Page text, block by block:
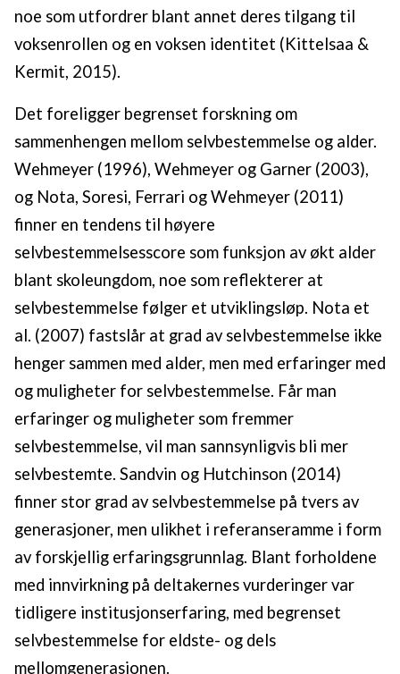
noe som utfordrer blant annet deres tilgang til
voksenrollen og en voksen identitet (Kittelsaa &
Kermit, 2015).
Det foreligger begrenset forskning om
sammenhengen mellom selvbestemmelse og alder.
Wehmeyer (1996), Wehmeyer og Garner (2003),
og Nota, Soresi, Ferrari og Wehmeyer (2011)
finner en tendens til høyere
selvbestemmelsesscore som funksjon av økt alder
blant skoleungdom, noe som reflekterer at
selvbestemmelse følger et utviklingsløp. Nota et
al. (2007) fastslår at grad av selvbestemmelse ikke
henger sammen med alder, men med erfaringer med
og muligheter for selvbestemmelse. Får man
erfaringer og muligheter som fremmer
selvbestemmelse, vil man sannsynligvis bli mer
selvbestemte. Sandvin og Hutchinson (2014)
finner stor grad av selvbestemmelse på tvers av
generasjoner, men ulikhet i referanseramme i form
av forskjellig erfaringsgrunnlag. Blant forholdene
med innvirkning på deltakernes vurderinger var
tidligere institusjonserfaring, med begrenset
selvbestemmelse for eldste- og dels
mellomgenerasjonen.